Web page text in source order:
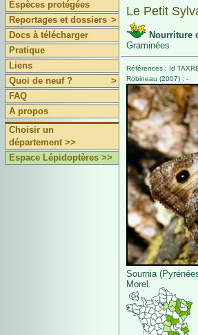
Espèces protégées
Reportages et dossiers >
Docs à télécharger
Pratique
Liens
Quoi de neuf ?
>
FAQ
A propos
Choisir un
département >>
Espace Lépidoptères >>
Le Petit
Nourriture
Graminées
Références : Id
Robineau (2007) : -
Sournia
Morel.